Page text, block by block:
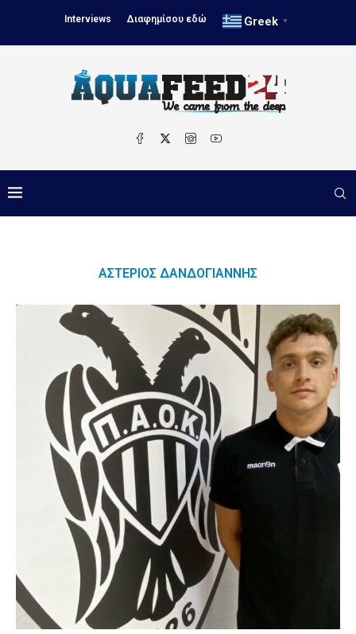
Interviews Διαφημίσου εδώ Greek ▼
ΑΣΤΈΡΙΟΣ ΔΑΝΔΟΓΙΆΝΝΗΣ